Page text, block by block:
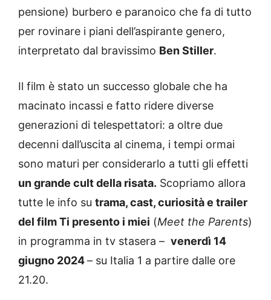
pensione) burbero e paranoico che fa di tutto
per rovinare i piani dell’aspirante genero,
interpretato dal bravissimo Ben Stiller.
Il film è stato un successo globale che ha
macinato incassi e fatto ridere diverse
generazioni di telespettatori: a oltre due
decenni dall’uscita al cinema, i tempi ormai
sono maturi per considerarlo a tutti gli effetti
un grande cult della risata. Scopriamo allora
tutte le info su trama, cast, curiosità e trailer
del film Ti presento i miei (Meet the Parents)
in programma in tv stasera – venerdì 14
giugno 2024– su Italia 1 a partire dalle ore
21.20.